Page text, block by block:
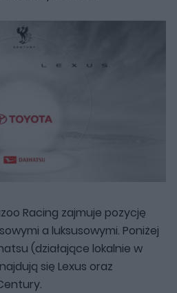
Racing zajmuje pozycję
a luksusowymi. Poniżej
(działające lokalnie w
się Lexus oraz